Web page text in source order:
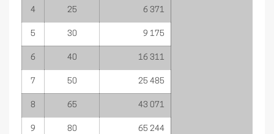
4 25 6 371
5 30 9 175
6 40 16 311
7 50 25 485
8 65 43 071
9 80 65 244